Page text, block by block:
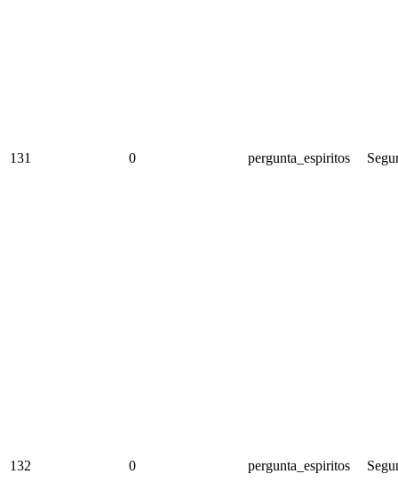
131 0 pergunta_espiritos
132 0 pergunta_espiritos